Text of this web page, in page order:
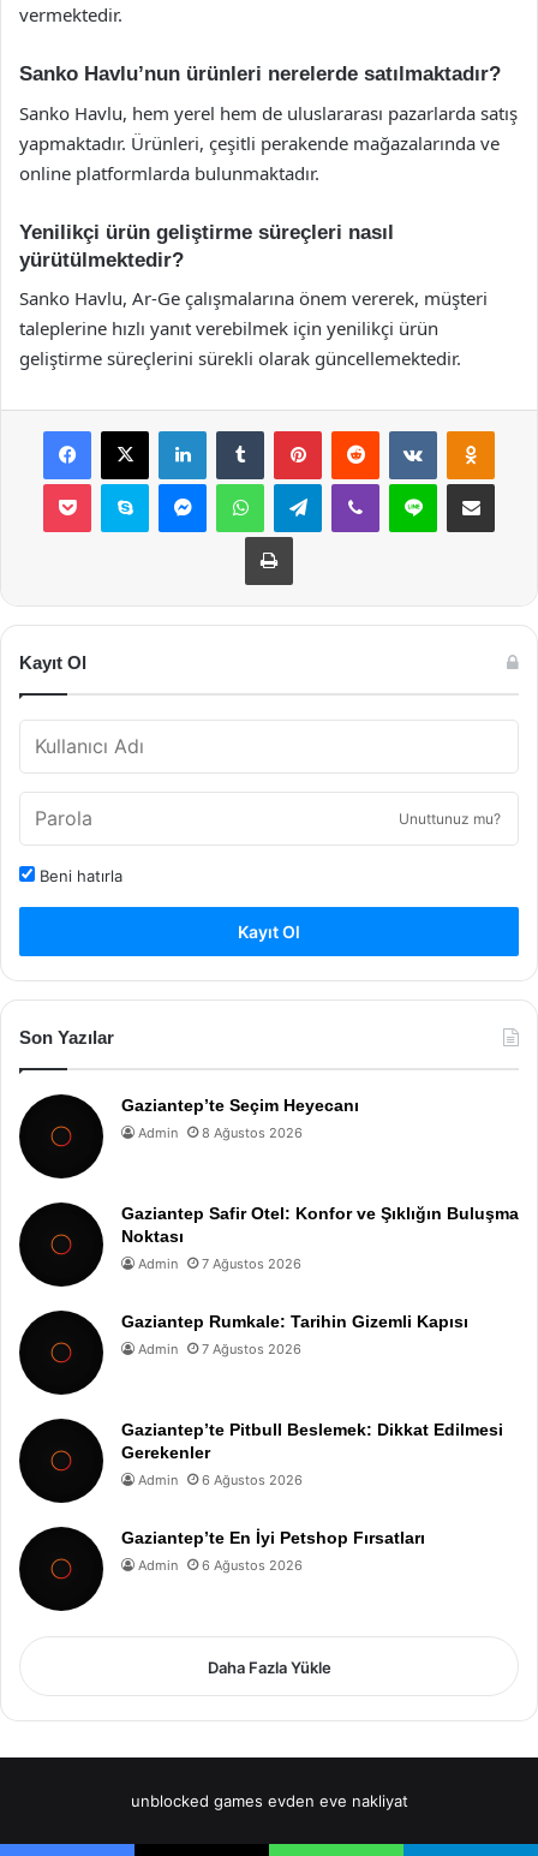
vermektedir.
Sanko Havlu’nun ürünleri nerelerde satılmaktadır?
Sanko Havlu, hem yerel hem de uluslararası pazarlarda satış
yapmaktadır. Ürünleri, çeşitli perakende mağazalarında ve
online platformlarda bulunmaktadır.
Yenilikçi ürün geliştirme süreçleri nasıl
yürütülmektedir?
Sanko Havlu, Ar-Ge çalışmalarına önem vererek, müşteri
taleplerine hızlı yanıt verebilmek için yenilikçi ürün
geliştirme süreçlerini sürekli olarak güncellemektedir.
Facebook
X LinkedInTumblr PinterestReddit VKontakte
Pocket Skype MessengerWhatsAppTelegramViber Line E-Posta ile
Yazdır
Kayıt Ol
Unuttunuz mu?
Beni hatırla
Kayıt Ol
Son Yazılar
Gaziantep’te Seçim Heyecanı
Admin 8 Ağustos 2026
Gaziantep Safir Otel: Konfor ve Şıklığın Buluşma
Noktası
Admin 7 Ağustos 2026
Gaziantep Rumkale: Tarihin Gizemli Kapısı
Admin 7 Ağustos 2026
Gaziantep’te Pitbull Beslemek: Dikkat Edilmesi
Gerekenler
Admin 6 Ağustos 2026
Gaziantep’te En İyi Petshop Fırsatları
Admin 6 Ağustos 2026
Daha Fazla Yükle
unblocked games evden eve nakliyat